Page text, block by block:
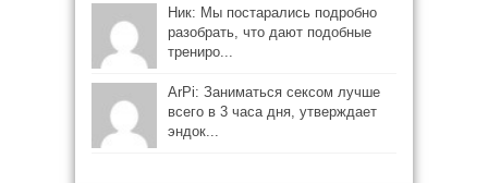
Ник: Мы постарались подробно
разобрать, что дают подобные
трениро...
ArPi: Заниматься сексом лучше
всего в 3 часа дня, утверждает
эндок...